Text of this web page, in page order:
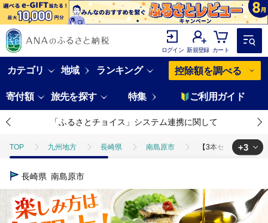
ログイン 新規登録 カート
カテゴリ 地域 ランキング 控除額を調べる
寄付額 旅先を探す 特集 ご利用ガイド
「ふるさとチョイス」システム連携に関して
TOP 九州地方 長崎県 南島原市 【3本セット】とら
TOP
TOP 加工食品 缶詰・瓶詰 【3本セット】とらふぐ・あら
TOP 加工食品 缶詰・瓶詰 魚(缶詰・瓶詰) 【3本セッ
+3
長崎県 南島原市